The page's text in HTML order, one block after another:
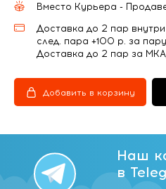
Вместо Курьера -
Доставка до 2 пар
след. пара +100 р. за пару.
Доставка до 2 пар за
Добавить в корзину
Наш
в